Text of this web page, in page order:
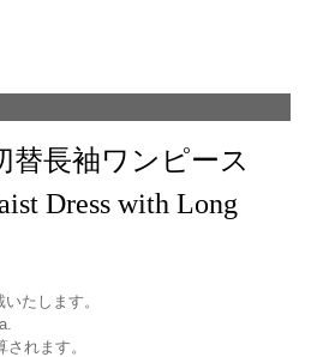
替長袖ワンピース
Dress with Long
たします。
れます。